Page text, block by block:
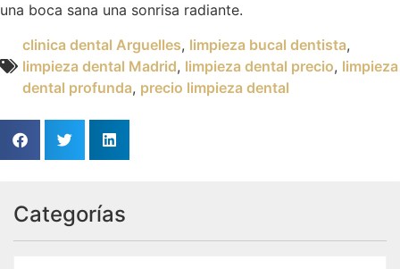
una boca sana una sonrisa radiante.
clinica dental Arguelles, limpieza bucal dentista,
limpieza dental Madrid, limpieza dental precio, limpieza
dental profunda, precio limpieza dental
Categorías